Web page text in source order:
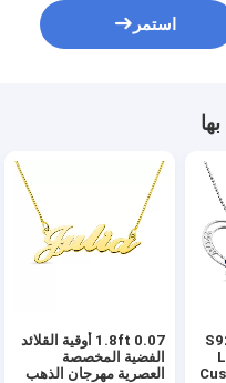
استمر
1.8ft 0.07 أوقية القلائد
الفضية المخصصة
العصرية مهرجان الذهب